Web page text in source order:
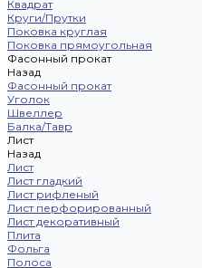
Квадрат
Круги/Прутки
Поковка круглая
Поковка прямоугольная
Фасонный прокат
Назад
Фасонный прокат
Уголок
Швеллер
Балка/Тавр
Лист
Назад
Лист
Лист гладкий
Лист рифленый
Лист перфорированный
Лист декоративный
Плита
Фольга
Полоса